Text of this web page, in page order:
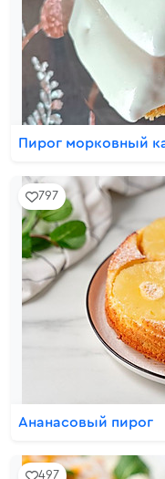
Пирог морковный
797
Ананасовый пирог
497